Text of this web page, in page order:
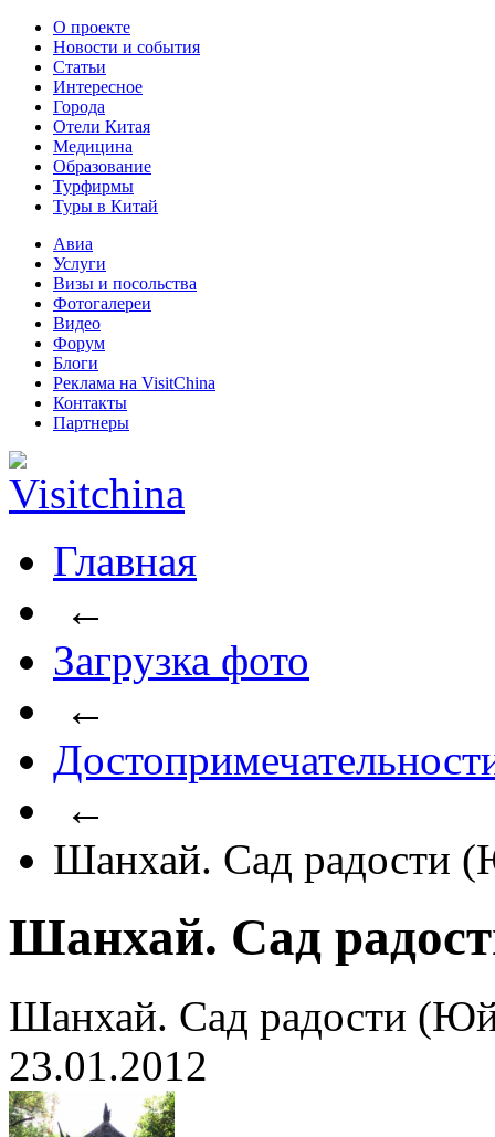
О проекте
Новости и события
Статьи
Интересное
Города
Отели Китая
Медицина
Образование
Турфирмы
Туры в Китай
Авиа
Услуги
Визы и посольства
Фотогалереи
Видео
Форум
Блоги
Реклама на VisitChina
Контакты
Партнеры
Главная
←
Загрузка фото
←
←
Шанхай. Сад радости
Шанхай. Сад
Шанхай. Сад радости
23.01.2012